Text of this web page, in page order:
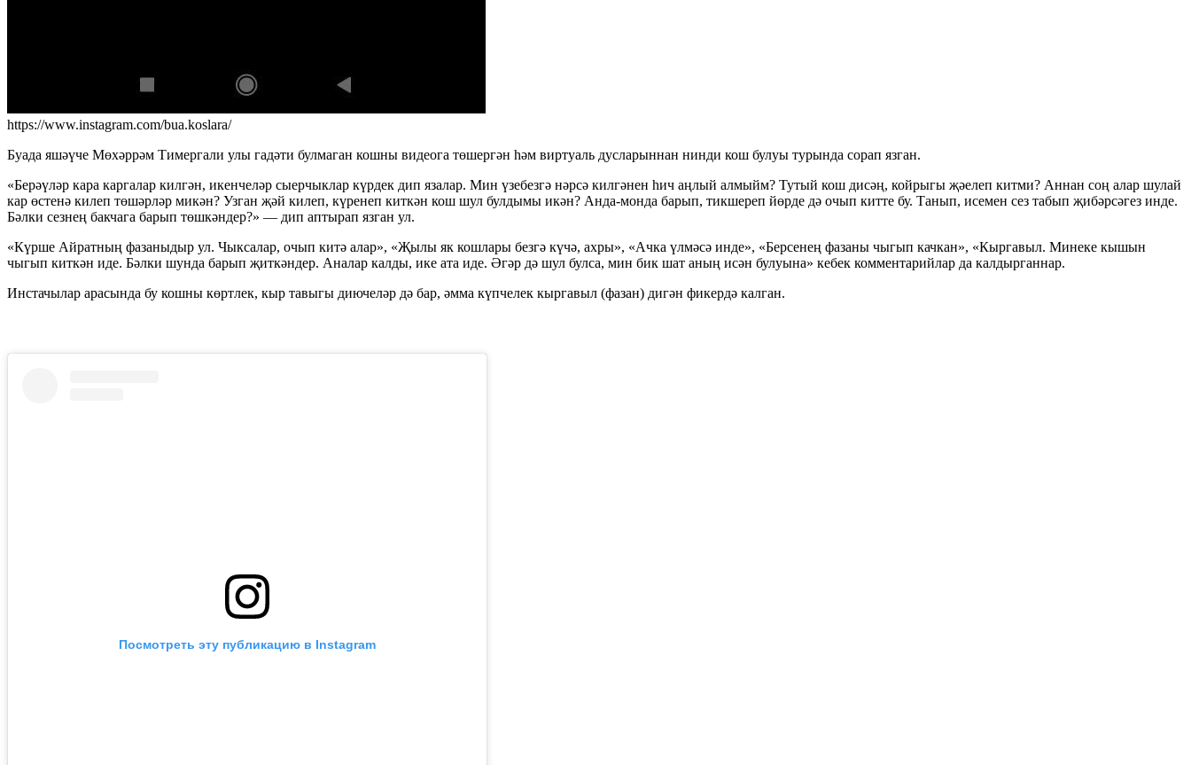
https://www.instagram.com/bua.koslara/
Буада яшәүче Мөхәррәм Тимергали улы гадәти булмаган кошны видеога төшергән һәм виртуаль дусларыннан нинди кош булуы турында сорап язган.
«Берәүләр кара каргалар килгән, икенчеләр сыерчыклар күрдек дип язалар. Мин үзебезгә нәрсә килгәнен һич аңлый алмыйм? Тутый кош дисәң, койрыгы җәелеп китми? Аннан соң алар шулай
кар өстенә килеп төшәрләр микән? Узган җәй килеп, күренеп киткән кош шул булдымы икән? Анда-монда барып, тикшереп йөрде дә очып китте бу. Танып, исемен сез табып җибәрсәгез инде.
Бәлки сезнең бакчага барып төшкәндер?» — дип аптырап язган ул.
«Күрше Айратның фазаныдыр ул. Чыксалар, очып китә алар», «Җылы як кошлары безгә күчә, ахры», «Ачка үлмәсә инде», «Берсенең фазаны чыгып качкан», «Кыргавыл. Минеке кышын
чыгып киткән иде. Бәлки шунда барып җиткәндер. Аналар калды, ике ата иде. Әгәр дә шул булса, мин бик шат аның исән булуына» кебек комментарийлар да калдырганнар.
Инстачылар арасында бу кошны көртлек, кыр тавыгы диючеләр дә бар, әмма күпчелек кыргавыл (фазан) дигән фикердә калган.
Посмотреть эту публикацию в Instagram